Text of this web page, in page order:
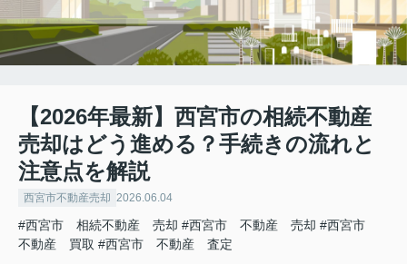
【2026年最新】西宮市の相続不動産
売却はどう進める？手続きの流れと
注意点を解説
西宮市不動産売却 2026.06.04
#西宮市 相続不動産 売却 #西宮市 不動産 売却 #西宮市
不動産 買取 #西宮市 不動産 査定